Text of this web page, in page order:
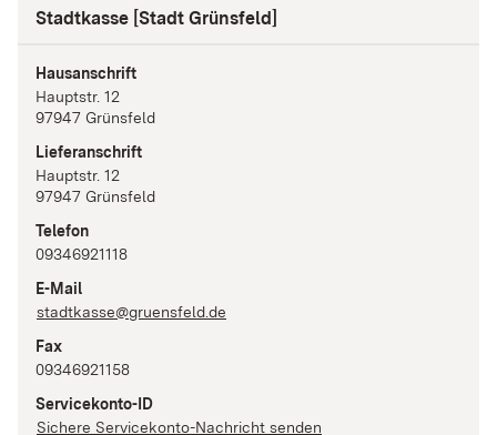
Stadtkasse [Stadt Grünsfeld]
Hausanschrift
Hauptstr. 12
97947 Grünsfeld
Lieferanschrift
Hauptstr. 12
97947 Grünsfeld
Telefon
09346921118
E-Mail
stadtkasse@gruensfeld.de
Fax
09346921158
Servicekonto-ID
Sichere Servicekonto-Nachricht senden